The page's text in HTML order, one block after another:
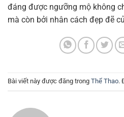
đáng được ngưỡng mộ không
mà còn bởi nhân cách đẹp đẽ
Bài viết này được đăng trong Thể Thao.